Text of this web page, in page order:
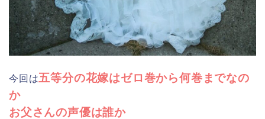
今回は五等分の花嫁はゼロ巻から何巻までなの
か
お父さんの声優は誰か